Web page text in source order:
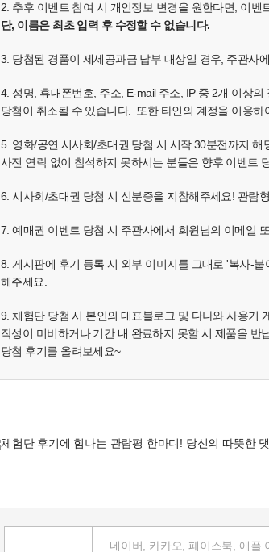
2. 추후 이벤트 참여 시 개인정보 변경을 원한다면, 이
단, 이름은 최초 입력 후 수정할 수 없습니다.
3. 당첨된 경품이 제세공과금 납부 대상일 경우, 주관사
4. 성명, 휴대폰번호, 주소, E-mail 주소, IP 중 2개 이상
당첨이 취소될 수 있습니다. 또한 타인의 계정을 이용
5. 영화/공연 시사회/초대권 당첨 시 시작 30분전까지
사전 연락 없이 참석하지 못하시는 분들은 향후 이벤트
6. 시사회/초대권 당첨 시 신분증을 지참해주세요! 관람
7. 예매권 이벤트 당첨 시 주관사에서 회원님의 이메일
8. 게시판에 후기 등록 시 외부 이미지를 그대로 '복사-
해주세요.
9. 체험단 당첨 시 본인의 대표블로그 및 다나와 사용기
작성이 미비하거나 기간 내 완료하지 못할 시 제품을
당첨 후기를 올려보세요~